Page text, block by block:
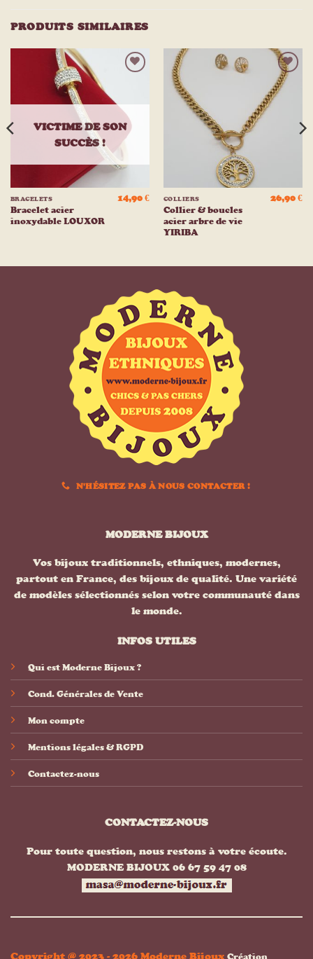
PRODUITS SIMILAIRES
d’envies
VICTIME DE SON
SUCCÈS !
BRACELETS
Bracelet acier
inoxydable LOUXOR
14,90€
Ajouter
à la
liste
d’envies
COLLIERS
Collier & boucles
acier arbre de vie
YIRIBA
26,90€
N'HÉSITEZ PAS À NOUS CONTACTER !
MODERNE BIJOUX
Vos bijoux traditionnels, ethniques, modernes,
partout en France, des bijoux de qualité. Une variété
de modèles sélectionnés selon votre communauté dans
le monde.
INFOS UTILES
Qui est Moderne Bijoux ?
Cond. Générales de Vente
Mon compte
Mentions légales & RGPD
Contactez-nous
CONTACTEZ-NOUS
Pour toute question, nous restons à votre écoute.
MODERNE BIJOUX 06 67 59 47 08
Copyright @ 2023 - 2026 Moderne Bijoux Création